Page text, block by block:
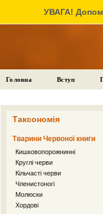
УВАГА!
Головна Вступ
Таксономія
Тварини Червоної книги
Кишковопорожнинні
Круглі черви
Кільчасті черви
Членистоногі
Молюски
Хордові